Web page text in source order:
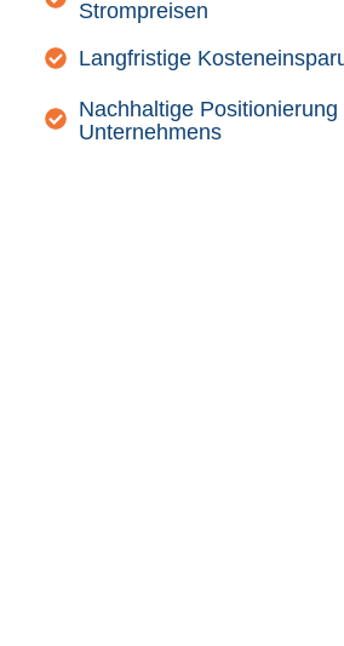
Strompreisen
Langfristige
Nachhaltige Positionierung
Unternehmens